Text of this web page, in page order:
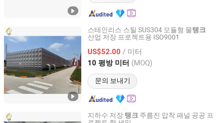
스테인리스 스틸 SUS304 모듈형 물탱크
산업 저장 프로젝트용 ISO9001
US$52.00 / 미터
10 평방 미터 (MOQ)
문의 보내기
JINAN YINHE WATER SUPPLY AND DRAINAGE
EQUIPMENT CO., LTD.
Shandong, China 이후 2026
지하수 저장 탱크 주름진 압착 패널 공공 프